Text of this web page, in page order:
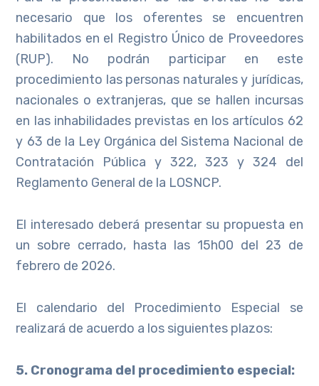
necesario que los oferentes se encuentren
habilitados en el Registro Único de Proveedores
(RUP). No podrán participar en este
procedimiento las personas naturales y jurídicas,
nacionales o extranjeras, que se hallen incursas
en las inhabilidades previstas en los artículos 62
y 63 de la Ley Orgánica del Sistema Nacional de
Contratación Pública y 322, 323 y 324 del
Reglamento General de la LOSNCP.
El interesado deberá presentar su propuesta en
un sobre cerrado, hasta las 15h00 del 23 de
febrero de 2026.
El calendario del Procedimiento Especial se
realizará de acuerdo a los siguientes plazos:
5. Cronograma del procedimiento especial: